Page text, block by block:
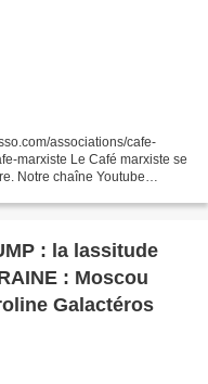
associations/cafe-
marxiste Le Café marxiste se
Notre chaîne Youtube
: la lassitude
: Moscou
Galactéros